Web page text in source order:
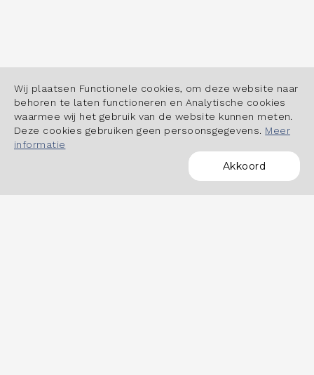
Wij plaatsen Functionele cookies, om deze website naar
behoren te laten functioneren en Analytische cookies
waarmee wij het gebruik van de website kunnen meten.
Deze cookies gebruiken geen persoonsgegevens. Meer
informatie
Akkoord
POWERED BY